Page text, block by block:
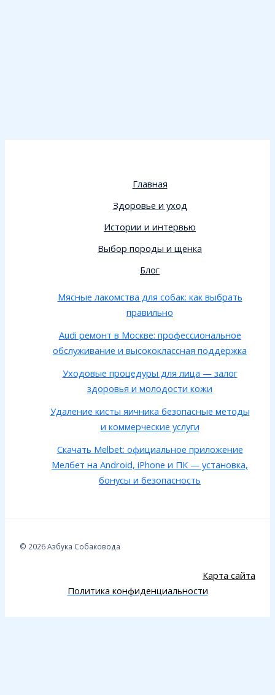
Главная
Здоровье и уход
Истории и интервью
Выбор породы и щенка
Блог
Мясные лакомства для собак: как выбрать
правильно
Audi ремонт в Москве: профессиональное
обслуживание и высококлассная поддержка
Уходовые процедуры для лица — залог
здоровья и молодости кожи
Удаление кисты яичника безопасные методы
и коммерческие услуги
Скачать Melbet: официальное приложение
Мелбет на Android, iPhone и ПК — установка,
бонусы и безопасность
© 2026 Азбука Собаковода
Карта сайта
Политика конфиденциальности